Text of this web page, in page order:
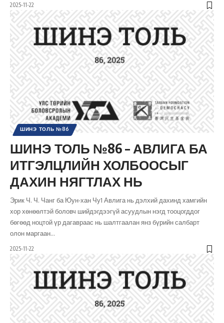
2025-11-22
ШИНЭ ТОЛЬ №86
ШИНЭ ТОЛЬ №86 – АВЛИГА БА
ИТГЭЛЦЛИЙН ХОЛБООСЫГ
ДАХИН НЯГТЛАХ НЬ
Эрик Ч. Ч. Чанг ба Юун-хан Чу1 Авлига нь дэлхий дахинд хамгийн
хор хөнөөлтэй боловч шийдэгдээгүй асуудлын нэгд тооцогддог
бөгөөд ноцтой үр дагавраас нь шалтгаалан янз бүрийн салбарт
олон маргаан…
2025-11-22